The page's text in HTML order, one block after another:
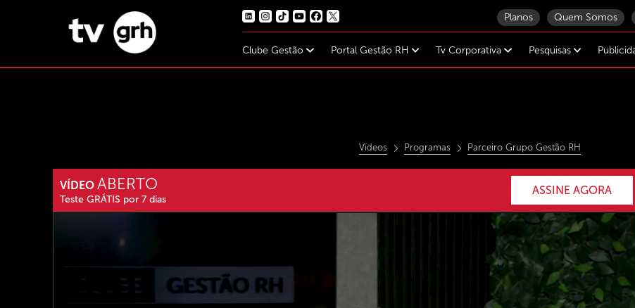
Quem Somos
Planos
Clube Gestão Portal Gestão RH Tv Corporativa Pesquisas
Vídeos Programas Parceiro Grupo Gestão RH
VÍDEO ABERTO
Teste GRÁTIS por 7 dias
ASSINE AGORA